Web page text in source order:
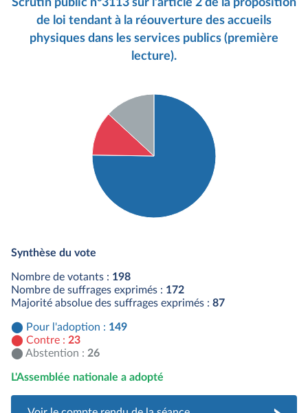
Scrutin public n°3113 sur l'article 2 de la proposition
de loi tendant à la réouverture des accueils
physiques dans les services publics (première
lecture).
Synthèse du vote
Nombre de votants : 198
Nombre de suffrages exprimés : 172
Majorité absolue des suffrages exprimés : 87
Pour l'adoption : 149
Contre : 23
Abstention : 26
L'Assemblée nationale a adopté